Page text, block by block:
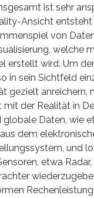
ist sehr
Ansicht entsteht
von
welche
erstellt wird. Um
in sein Sichtfeld
gezielt anreichern,
mit der Realität in
globale Daten, wie
dem
und
etwa